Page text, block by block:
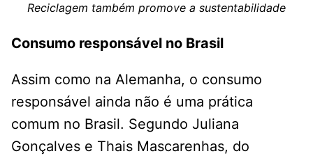
Reciclagem também promove a sustentabilidade
Consumo responsável no Brasil
Assim como na Alemanha, o consumo
responsável ainda não é uma prática
comum no Brasil. Segundo Juliana
Gonçalves e Thais Mascarenhas, do